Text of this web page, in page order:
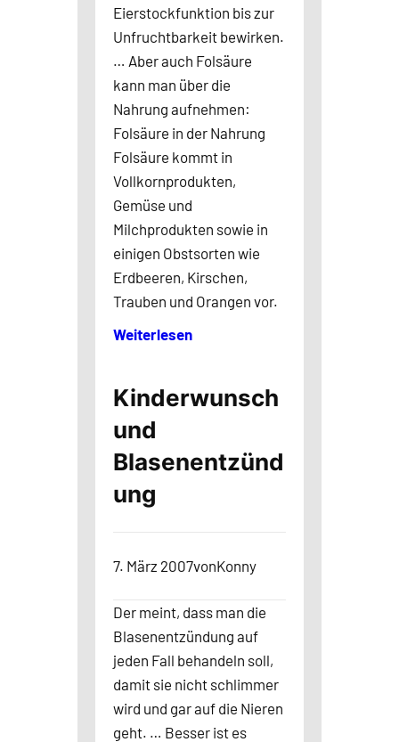
Eierstockfunktion bis zur
Unfruchtbarkeit bewirken.
… Aber auch Folsäure
kann man über die
Nahrung aufnehmen:
Folsäure in der Nahrung
Folsäure kommt in
Vollkornprodukten,
Gemüse und
Milchprodukten sowie in
einigen Obstsorten wie
Erdbeeren, Kirschen,
Trauben und Orangen vor.
Weiterlesen
Kinderwunsch
und
Blasenentzünd
ung
7. März 2007vonKonny
Der meint, dass man die
Blasenentzündung auf
jeden Fall behandeln soll,
damit sie nicht schlimmer
wird und gar auf die Nieren
geht. … Besser ist es